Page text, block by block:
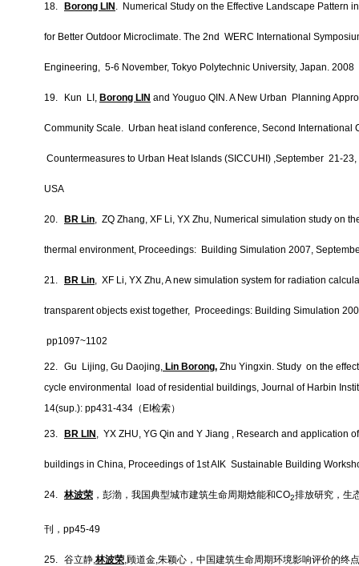
18. Borong LIN . Numerical Study on the Effective Landscape Pattern
for Better Outdoor Microclimate. The 2nd WERC International
Engineering, 5-6 November, Tokyo Polytechnic University, Japan. 2008
19. Kun LI, Borong LIN and Youguo QIN. A New Urban Planning
Community Scale. Urban heat island conference, Second International
Countermeasures to Urban Heat Islands (SICCUHI) ,September 21-
USA
20. BR Lin, ZQ Zhang, XF Li, YX Zhu, Numerical simulation study on
thermal environment, Proceedings: Building Simulation 2007,
21. BR Lin, XF Li, YX Zhu, A new simulation system for radiation
transparent objects exist together, Proceedings: Building Simulation
pp1097~1102
22. Gu Lijing, Gu Daojing, Lin Borong, Zhu Yingxin. Study on the
cycle environmental load of residential buildings, Journal of Harbin
14(sup.): pp431-434 （ EI 检索）
23. BR LIN , YX ZHU, YG Qin and Y Jiang , Research and application
buildings in China, Proceedings of 1st AIK Sustainable Building
24. 林波荣 ，彭渤，我国典型城市建筑生命周期焓能和CO2排放研究，生
刊， pp45-49
25. 谷立静 林波荣 顾道金 朱颖心，中国建筑生命周期环境影响评价的终